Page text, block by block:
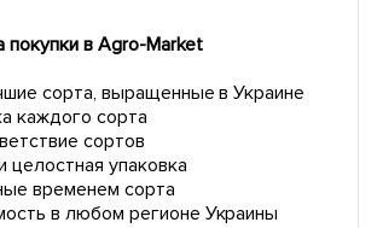
в Agro-Market
сорта, выращенные в Украине
каждого сорта
сортов
целостная упаковка
временем сорта
в любом регионе Украины